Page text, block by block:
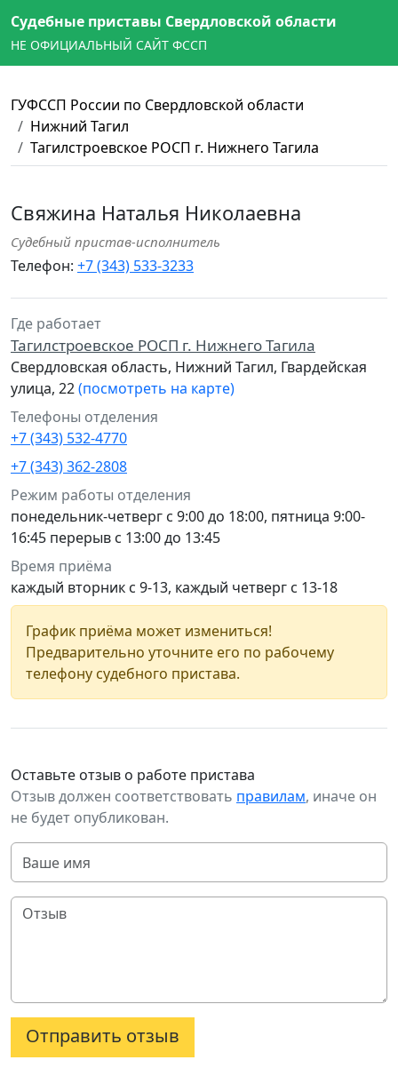
Судебные приставы Свердловской области
НЕ ОФИЦИАЛЬНЫЙ САЙТ ФССП
ГУФССП России по Свердловской области
Нижний Тагил
Тагилстроевское РОСП г. Нижнего Тагила
Свяжина Наталья Николаевна
Судебный пристав-исполнитель
Телефон: +7 (343) 533-3233
Где работает
Тагилстроевское РОСП г. Нижнего Тагила
Свердловская область, Нижний Тагил, Гвардейская
улица, 22(посмотреть на карте)
Телефоны отделения
+7 (343) 532-4770
+7 (343) 362-2808
Режим работы отделения
понедельник-четверг с 9:00 до 18:00, пятница 9:00-
16:45 перерыв с 13:00 до 13:45
Время приёма
каждый вторник с 9-13, каждый четверг с 13-18
График приёма может измениться!
Предварительно уточните его по рабочему
телефону судебного пристава.
Оставьте отзыв о работе пристава
Отзыв должен соответствовать правилам, иначе он
не будет опубликован.
Отправить отзыв